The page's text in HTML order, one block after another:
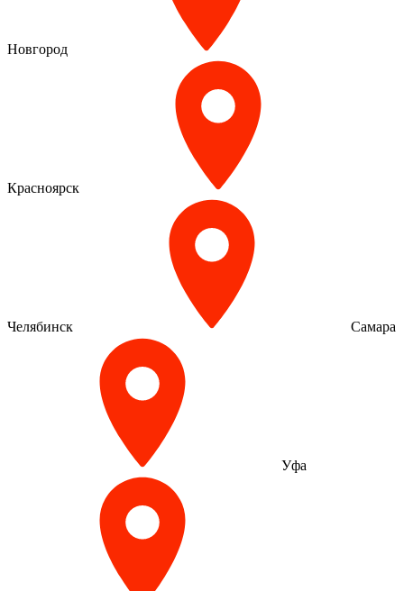
Новгород
Красноярск
Челябинск Самара
Уфа